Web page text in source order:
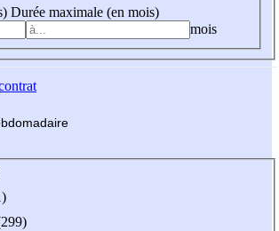
Durée maximale (en mois)
mois
madaire